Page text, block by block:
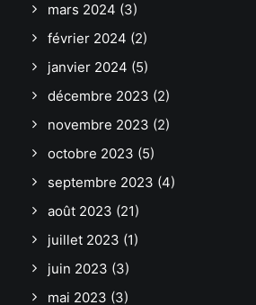
mars 2024 (3)
février 2024 (2)
janvier 2024 (5)
décembre 2023 (2)
novembre 2023 (2)
octobre 2023 (5)
septembre 2023 (4)
août 2023 (21)
juillet 2023 (1)
juin 2023 (3)
mai 2023 (3)